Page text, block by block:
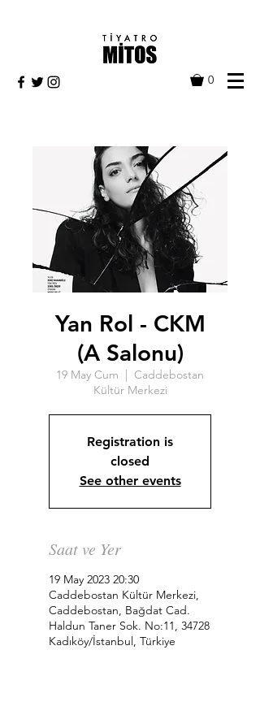
0
Yan Rol - CKM
(A Salonu)
19 May Cum
  |
Caddebostan
Kültür Merkezi
Registration is
closed
See other events
Saat ve Yer
19 May 2023 20:30
Caddebostan Kültür Merkezi,
Caddebostan, Bağdat Cad.
Haldun Taner Sok. No:11, 34728
Kadıköy/İstanbul, Türkiye